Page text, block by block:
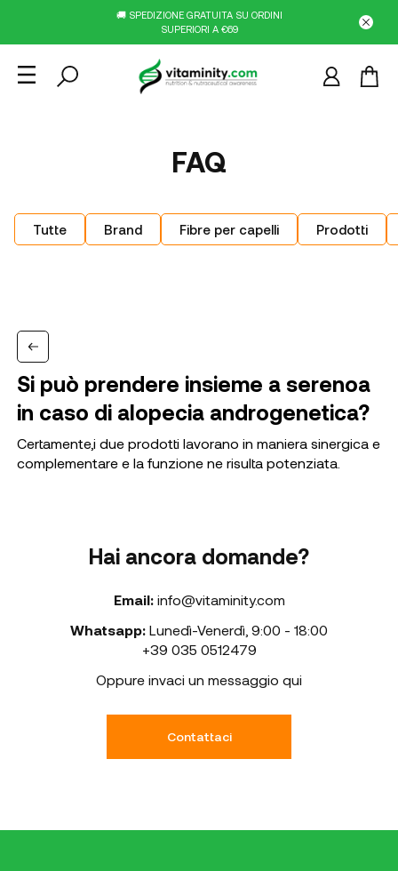
🚚 SPEDIZIONE GRATUITA SU ORDINI
SUPERIORI A €69
FAQ
Tutte Brand Fibre per capelli Prodotti
Si può prendere insieme a serenoa
in caso di alopecia androgenetica?
Certamente,i due prodotti lavorano in maniera sinergica e
complementare e la funzione ne risulta potenziata.
Hai ancora domande?
Email: info@vitaminity.com
Whatsapp: Lunedì-Venerdì 9:00 - 18:00
+39 035 0512479
Oppure invaci un messaggio qui
Contattaci